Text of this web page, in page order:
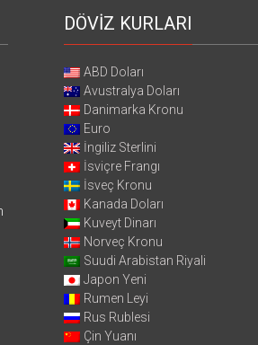
DÖVİZ KURLARI
ABD Doları
Avustralya Doları
Danimarka Kronu
Euro
İngiliz Sterlini
İsviçre Frangı
İsveç Kronu
Kanada Doları
Kuveyt Dinarı
Norveç Kronu
Suudi Arabistan Riyali
Japon Yeni
Rumen Leyi
Rus Rublesi
Çin Yuanı